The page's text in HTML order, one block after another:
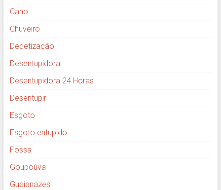
Cano
Chuveiro
Dedetização
Desentupidora
Desentupidora 24 Horas
Desentupir
Esgoto
Esgoto entupido
Fossa
Goupoúva
Guaianazes